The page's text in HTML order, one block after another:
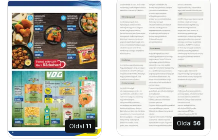
Oldal 11 Oldal 56